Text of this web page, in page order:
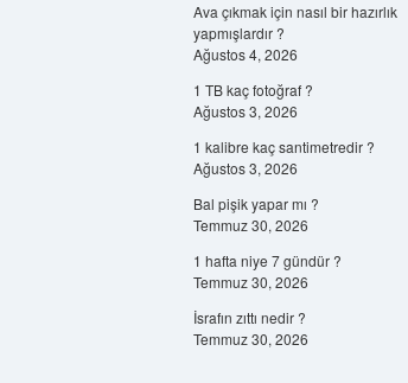
Ava çıkmak için nasıl bir hazırlık
yapmışlardır ?
Ağustos 4, 2026
1 TB kaç fotoğraf ?
Ağustos 3, 2026
1 kalibre kaç santimetredir ?
Ağustos 3, 2026
Bal pişik yapar mı ?
Temmuz 30, 2026
1 hafta niye 7 gündür ?
Temmuz 30, 2026
İsrafın zıttı nedir ?
Temmuz 30, 2026